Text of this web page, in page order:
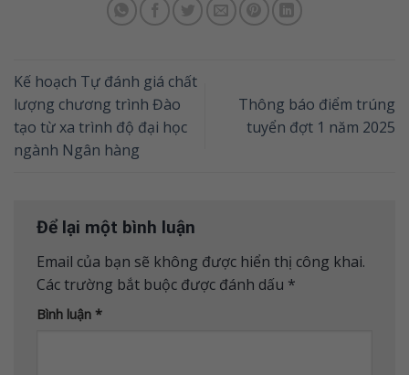
Kế hoạch Tự đánh giá chất
lượng chương trình Đào
tạo từ xa trình độ đại học
ngành Ngân hàng
Thông báo điểm trúng
tuyển đợt 1 năm 2025
Để lại một bình luận
Email của bạn sẽ không được hiển thị công khai.
Các trường bắt buộc được đánh dấu *
Bình luận *